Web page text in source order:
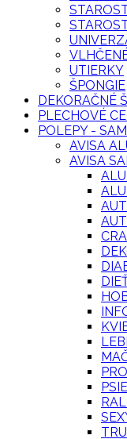
UTIERKY
ŠPONGIE
DEKORAČNÉ
PLECHOVÉ
POLEPY -
AVISA
AVISA